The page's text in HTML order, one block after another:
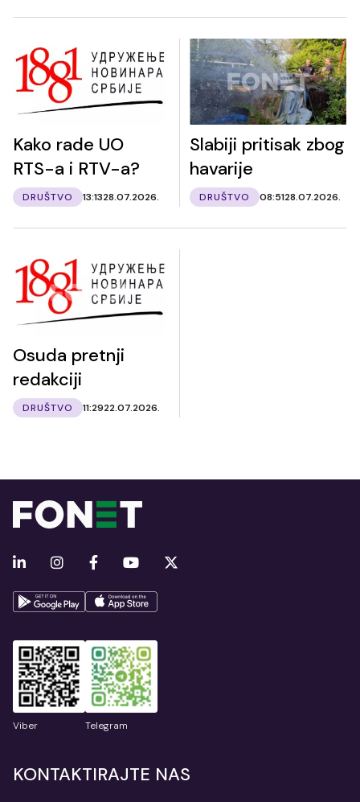
Kako rade UO
RTS-a i RTV-a?
DRUŠTVO 13:1328.07.2026.
Slabiji pritisak zbog
havarije
DRUŠTVO 08:5128.07.2026.
Osuda pretnji
redakciji
DRUŠTVO 11:2922.07.2026.
Viber Telegram
KONTAKTIRAJTE NAS